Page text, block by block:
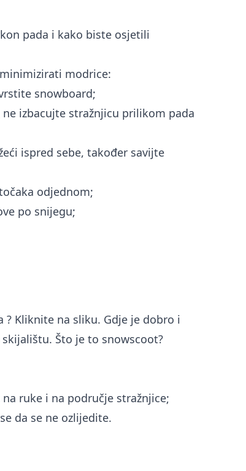
pada i kako biste osjetili
modrice:
snowboard;
izbacujte stražnjicu prilikom pada
ispred sebe, također savijte
odjednom;
po snijegu;
? Kliknite na sliku. Gdje je dobro i
Što je to snowscoot?
ruke i na područje stražnjice;
da se ne ozlijedite.